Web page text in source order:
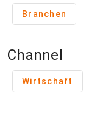
Branchen
Channel
Wirtschaft